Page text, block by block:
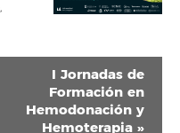
I Jornadas de
Formación en
Hemodonación y
Hemoterapia »